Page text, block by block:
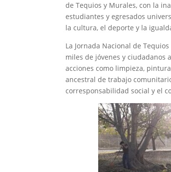
de Tequios y Murales, con la
estudiantes y egresados
la cultura, el deporte y la
La Jornada Nacional de
miles de jóvenes y ciudadanos
acciones como limpieza,
ancestral de trabajo
corresponsabilidad social y el